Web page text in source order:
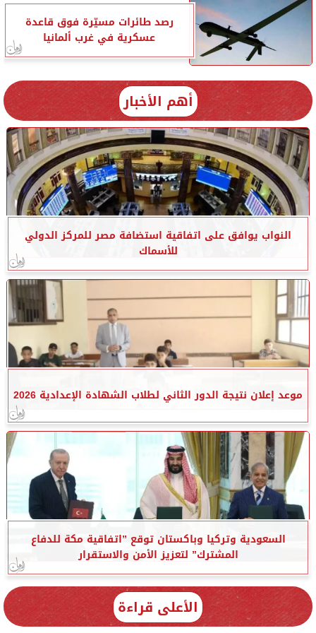
رصد طائرات مسيّرة فوق قاعدة
عسكرية في غرب ألمانيا
أهم الأخبار
النواب يوافق على اتفاقية استضافة مصر للمركز الدولي
للأسماك
موعد إعلان نتيجة الدور الثاني لطلاب الشهادة الإعدادية 2026
السعودية وتركيا وباكستان توقع ”اتفاقية مكة للدفاع
المشترك” لتعزيز الأمن والاستقرار
الأعلى قراءة